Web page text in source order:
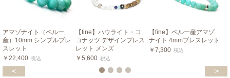
アマゾナイト（ペルー
産）10mm シンプルブレ
スレット
￥22,400 税込
【fine】ハウライト・コ
コナッツ デザインブレス
レット メンズ
￥5,600 税込
【fine】ペルー産アマゾ
ナイト 4mmブレスレット
￥7,300 税込
< >